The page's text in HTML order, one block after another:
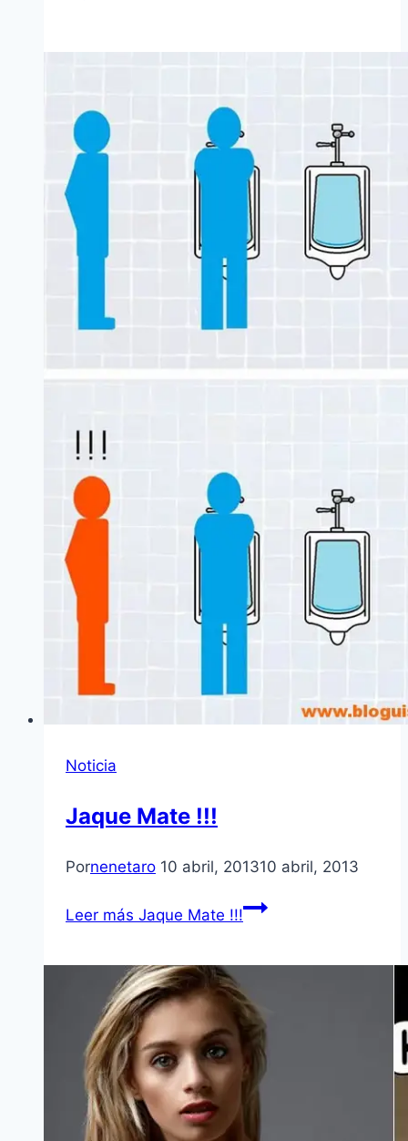
Noticia
Jaque Mate !!!
Pornenetaro 10 abril, 201310 abril, 2013
Leer más Jaque Mate !!!